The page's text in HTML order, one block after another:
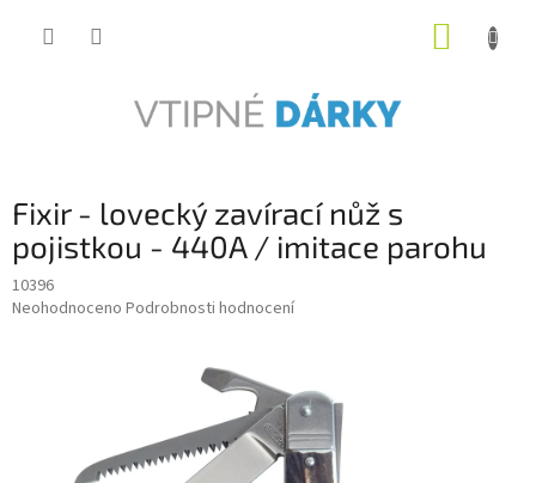
Fixir - lovecký zavírací nůž s
pojistkou - 440A / imitace parohu
10396
Průměrné
hvězdiček.
Neohodnoceno Podrobnosti hodnocení